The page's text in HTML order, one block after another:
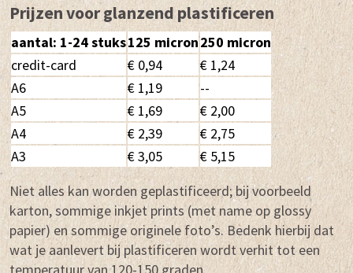
Prijzen voor glanzend plastificeren
aantal: 1-24 stuks125 micron250 micron
credit-card
€ 0,94
€ 1,24
A6
€ 1,19
--
A5
€ 1,69
€ 2,00
A4
€ 2,39
€ 2,75
A3
€ 3,05
€ 5,15
Niet alles kan worden geplastificeerd; bij voorbeeld
karton, sommige inkjet prints (met name op glossy
papier) en sommige originele foto’s. Bedenk hierbij dat
wat je aanlevert bij plastificeren wordt verhit tot een